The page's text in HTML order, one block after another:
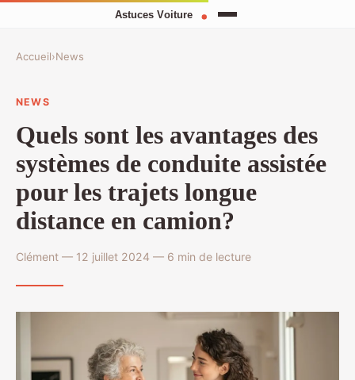
Accueil›News
NEWS
Quels sont les avantages des
systèmes de conduite assistée
pour les trajets longue
distance en camion?
Clément — 12 juillet 2024 — 6 min de lecture